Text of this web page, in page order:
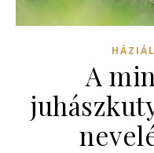
A